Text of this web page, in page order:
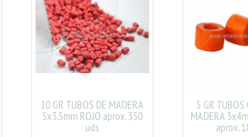
10 GR TUBOS DE MADERA
5x3.5mm ROJO aprox. 350
uds
5 GR TUBOS
MADERA
aprox.